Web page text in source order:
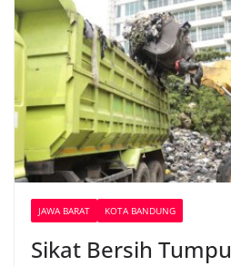
JAWA BARAT KOTA BANDUNG
Sikat Bersih